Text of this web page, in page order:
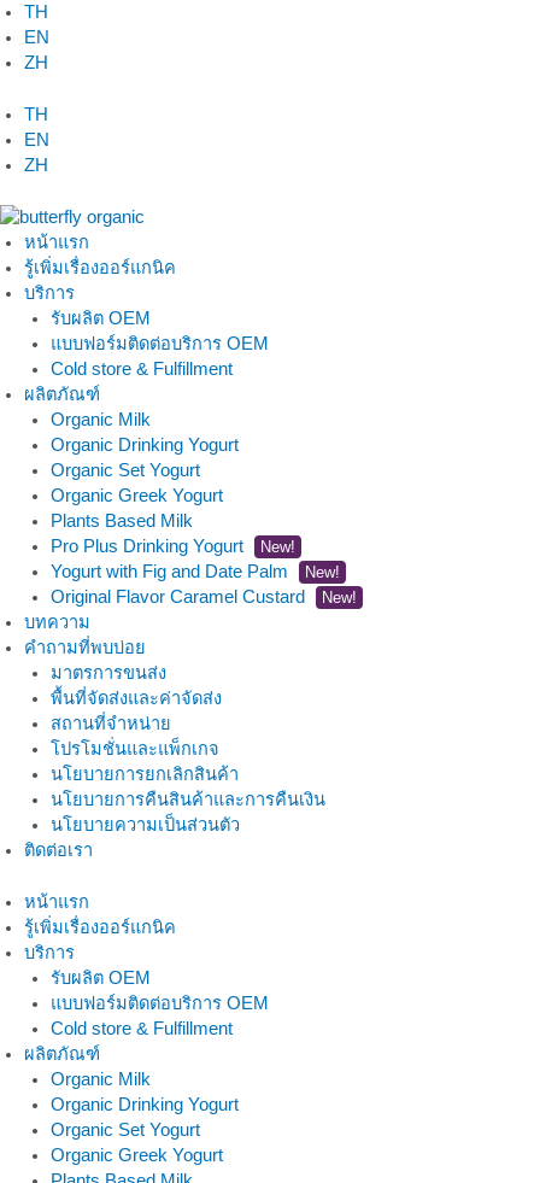
Skip
to
content
TH
EN
ZH
TH
EN
ZH
หน้าแรก
รู้เพิ่มเรื่องออร์แกนิค
บริการ
รับผลิต OEM
แบบฟอร์มติดต่อบริการ OEM
Cold store & Fulfillment
ผลิตภัณฑ์
Organic Milk
Organic Drinking Yogurt
Organic Set Yogurt
Organic Greek Yogurt
Plants Based Milk
Pro Plus Drinking Yogurt
New!
Yogurt with Fig and Date Palm New!
Original Flavor Caramel Custard New!
บทความ
คำถามที่พบบ่อย
มาตรการขนส่ง
พื้นที่จัดส่งและค่าจัดส่ง
สถานที่จำหน่าย
โปรโมชั่นและแพ็กเกจ
นโยบายการยกเลิกสินค้า
นโยบายการคืนสินค้าและการคืนเงิน
นโยบายความเป็นส่วนตัว
ติดต่อเรา
หน้าแรก
รู้เพิ่มเรื่องออร์แกนิค
บริการ
รับผลิต OEM
แบบฟอร์มติดต่อบริการ OEM
Cold store & Fulfillment
ผลิตภัณฑ์
Organic Milk
Organic Drinking Yogurt
Organic Set Yogurt
Organic Greek Yogurt